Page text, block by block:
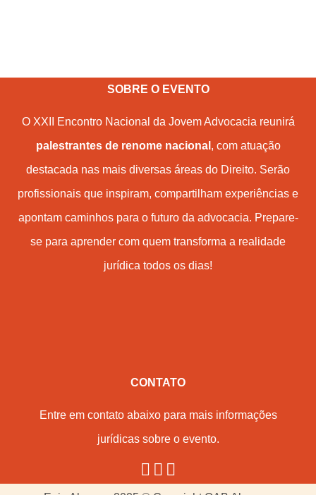
SOBRE O EVENTO
O XXII Encontro Nacional da Jovem Advocacia reunirá
palestrantes de renome nacional , com atuação
destacada nas mais diversas áreas do Direito. Serão
profissionais que inspiram, compartilham experiências e
apontam caminhos para o futuro da advocacia. Prepare-
se para aprender com quem transforma a realidade
jurídica todos os dias!
CONTATO
Entre em contato abaixo para mais informações
jurídicas sobre o evento.